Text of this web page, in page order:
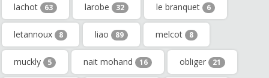
lachot 63 larobe 32 le branquet 6
letannoux 8 liao 89 melcot 8
muckly 5 nait mohand 16 obliger 21